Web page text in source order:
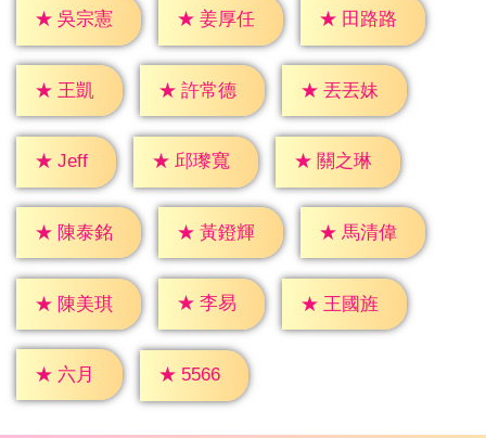
★ 吳宗憲 ★ 姜厚任 ★ 田路路
★ 王凱 ★ 許常德 ★ 丟丟妹
★ Jeff ★ 邱瓈寬 ★ 關之琳
★ 陳泰銘 ★ 黃鐙輝 ★ 馬清偉
★ 陳美琪 ★ 李易 ★ 王國旌
★ 六月 ★ 5566